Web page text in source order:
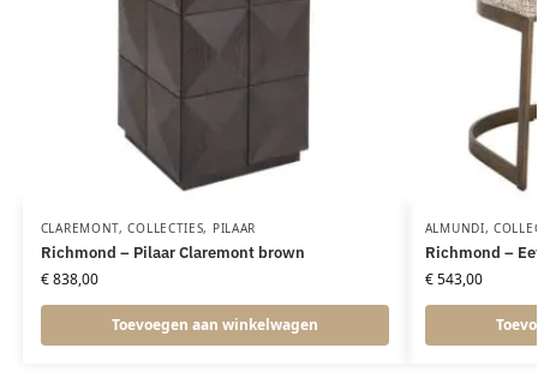
CLAREMONT,COLLECTIES, PILAAR
Richmond – Pilaar Claremont brown
€838,00
Toevoegen aan winkelwagen
ALMUNDI,
Richmond –
€543,00